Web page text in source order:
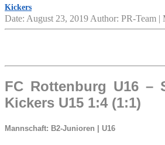
Kickers
Date: August 23, 2019 Author: PR-Team |
FC Rottenburg U16 –
Kickers U15 1:4 (1:1)
Mannschaft: B2-Junioren | U16